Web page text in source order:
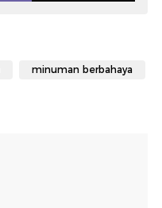
minuman berbahaya